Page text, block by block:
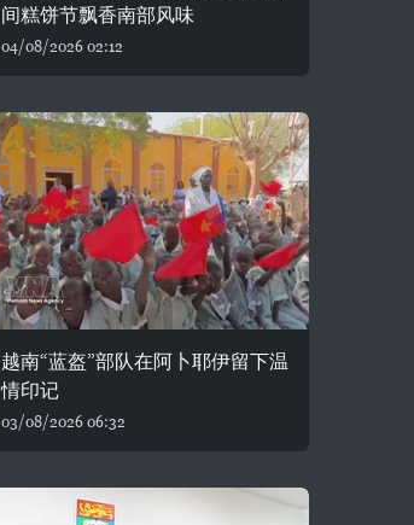
间糕饼节飘香南部风味
04/08/2026 02:12
越南“蓝盔”部队在阿卜耶伊留下温
情印记
03/08/2026 06:32